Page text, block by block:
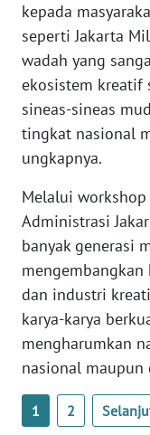
kepada
seperti Jakarta
wadah yang
ekosistem kreatif
sineas-sineas
tingkat nasional
ungkapnya.
Melalui
Administrasi
banyak generasi
dan industri
karya-karya
mengharumkan
nasional maupun
1 2
WN
SULTRA
NTB
WN
SULBAR
WN
BABEL
WN